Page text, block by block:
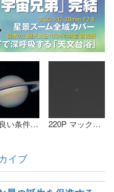
夏の良い条件 #3 220P マックノート彗星 (令和8年8月8日)
イブ